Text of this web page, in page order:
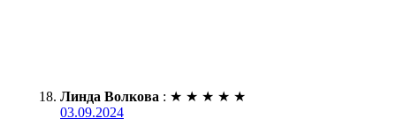
Линда Волкова : ★ ★ ★ ★ ★
03.09.2024